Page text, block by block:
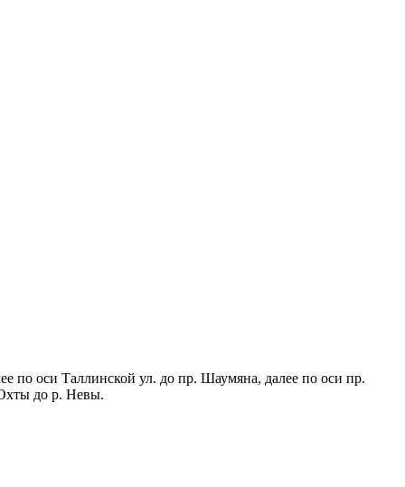
по оси Таллинской ул. до пр. Шаумяна, далее по оси пр.
р. Охты до р. Невы.